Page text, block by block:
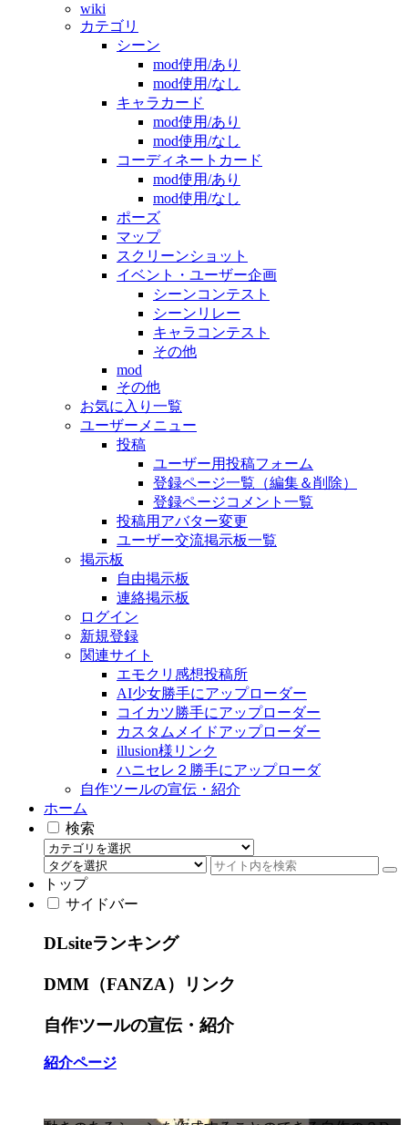
wiki
カテゴリ
シーン
mod使用/あり
mod使用/なし
キャラカード
mod使用/あり
mod使用/なし
コーディネートカード
mod使用/あり
mod使用/なし
ポーズ
マップ
スクリーンショット
イベント・ユーザー企画
シーンコンテスト
シーンリレー
キャラコンテスト
その他
mod
その他
お気に入り一覧
ユーザーメニュー
投稿
ユーザー用投稿フォーム
登録ページ一覧（編集＆削除）
登録ページコメント一覧
投稿用アバター変更
ユーザー交流掲示板一覧
掲示板
自由掲示板
連絡掲示板
ログイン
新規登録
関連サイト
エモクリ感想投稿所
AI少女勝手にアップローダー
コイカツ勝手にアップローダー
カスタムメイドアップローダー
illusion様リンク
ハニセレ２勝手にアップローダ
自作ツールの宣伝・紹介
ホーム
検索
トップ
サイドバー
DLsiteランキング
DMM（FANZA）リンク
自作ツールの宣伝・紹介
紹介ページ